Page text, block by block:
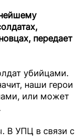
передает
убийцами.
наши герои
или может
В УПЦ в связи с